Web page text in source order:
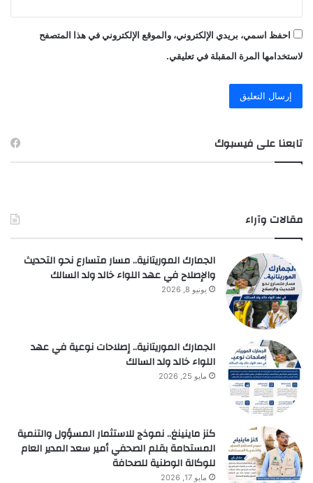
احفظ اسمي، بريدي الإلكتروني، والموقع الإلكتروني في هذا المتصفح
لاستخدامها المرة المقبلة في تعليقي.
تابعنا على فيسبوك
مقالات وآراء
الجمارك الموريتانية.. مسار متسارع نحو التحديث
والإصلاح في عهد اللواء خالد ولد السالك
يونيو 8, 2026
الجمارك الموريتانية.. إصلاحات نوعية في عهد
اللواء خالد ولد السالك
مايو 25, 2026
كنز ماينينغ.. نموذج للاستثمار المسؤول والتنمية
المستدامة بقلم الصحفي أمير سعد المدير العام
للوكالة الوطنية للصحافة
مايو 17, 2026